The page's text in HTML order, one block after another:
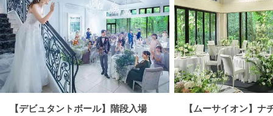
【デビュタントボール】階段入場
【ムーサイオン】ナ